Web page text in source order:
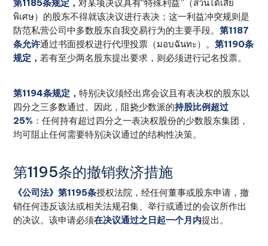
第1185条规定，对某项决议具有“特殊利益”（ส่วนได้เสีย
พิเศษ）的股东不得就该决议进行表决；这一利益冲突规则是
防范私营公司中多数股东自我交易行为的主要手段。第1187
条允许通过书面授权进行代理投票（มอบฉันทะ）。第1190条
规定，若有至少两名股东提出要求，则必须进行记名投票。
第1194条规定，特别决议须经出席会议且有表决权的股东以
四分之三多数通过。因此，阻挠少数派的持股比例超过
25% ：任何持有超过四分之一表决权股份的少数股东集团，
均可阻止任何需要特别决议通过的结构性决策。
第1195条的撤销救济措施
《公司法》第1195条授权法院，经任何董事或股东申请，撤
销任何违反该法或相关法规召集、举行或通过的会议所作出
的决议。该申请必须在决议通过之日起一个月内提出。